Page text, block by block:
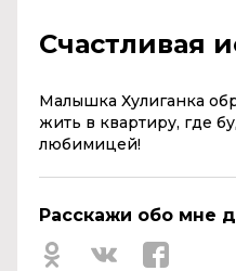
Счастливая
Малышка Хулиганка
жить в квартиру, где
любимицей!
Расскажи обо мне